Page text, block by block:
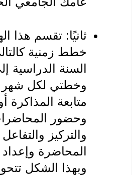
والتركيز والتفاعل داخل
المحاضرة وإعداد